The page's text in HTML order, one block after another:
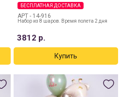
БЕСПЛАТНАЯ ДОСТАВКА
АРТ - 14-916
Набор из 8 шаров. Время полета 2 дня
3812 р.